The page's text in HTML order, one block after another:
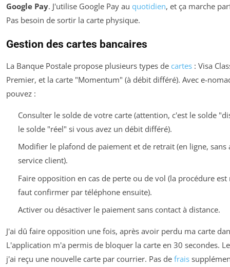
Google Pay. J'utilise Google Pay au quotidien, et ça marche
Pas besoin de sortir la carte physique.
Gestion des cartes bancaires
La Banque Postale propose plusieurs types de cartes : Visa
Premier, et la carte "Momentum" (à débit différé). Avec e-
pouvez :
Consulter le solde de votre carte (attention, c'est le solde
le solde "réel" si vous avez un débit différé).
Modifier le plafond de paiement et de retrait (en ligne, sans
service client).
Faire opposition en cas de perte ou de vol (la procédure
faut confirmer par téléphone ensuite).
Activer ou désactiver le paiement sans contact à distance.
J'ai dû faire opposition une fois, après avoir perdu ma carte
L'application m'a permis de bloquer la carte en 30 secondes.
j'ai reçu une nouvelle carte par courrier. Pas de frais